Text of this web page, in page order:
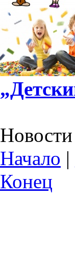
Начало |
Конец